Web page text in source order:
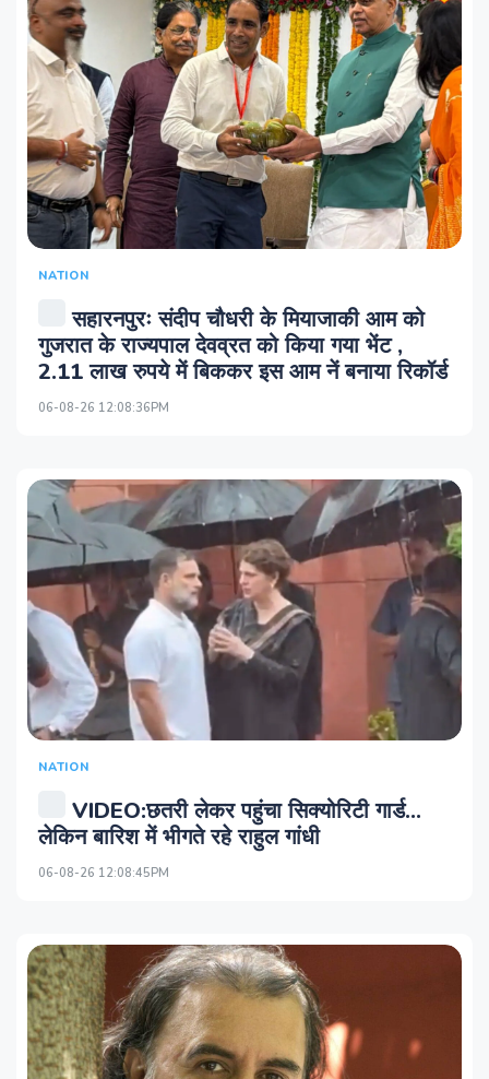
NATION
सहारनपुरः संदीप चौधरी के मियाजाकी आम को
गुजरात के राज्यपाल देवव्रत को किया गया भेंट ,
2.11 लाख रुपये में बिककर इस आम नें बनाया रिकॉर्ड
06-08-26 12:08:36PM
NATION
VIDEO:छतरी लेकर पहुंचा सिक्योरिटी गार्ड...
लेकिन बारिश में भीगते रहे राहुल गांधी
06-08-26 12:08:45PM